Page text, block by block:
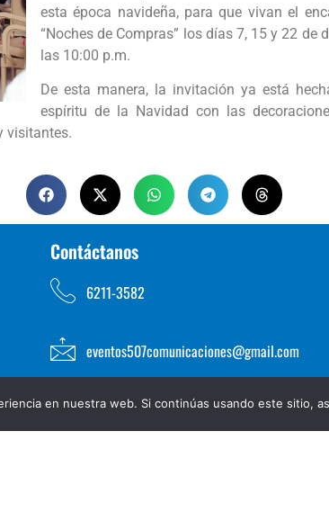
esta época navideña, para que vivan el
“Noches de Compras” los días 7, 15 y 22
las 10:00 p.m.
De esta manera, la invitación ya está
espíritu de la Navidad con las
visitantes.
Contáctanos
6211-3582
eventos507comunicaciones@gmail.com
en nuestra web. Si continúas usando este sitio,